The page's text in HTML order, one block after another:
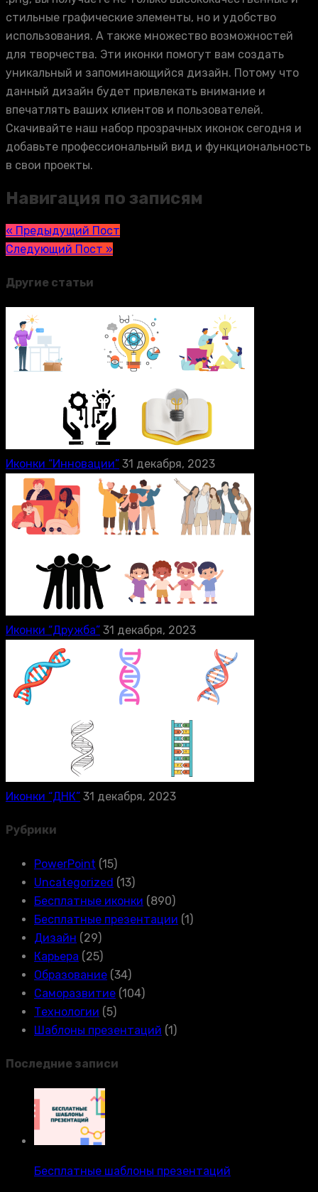
стильные графические элементы, но и удобство
использования. А также множество возможностей
для творчества. Эти иконки помогут вам создать
уникальный и запоминающийся дизайн. Потому что
данный дизайн будет привлекать внимание и
впечатлять ваших клиентов и пользователей.
Скачивайте наш набор прозрачных иконок сегодня и
добавьте профессиональный вид и функциональность
в свои проекты.
Навигация по записям
« Предыдущий Пост
Следующий Пост »
Другие статьи
Иконки “Инновации” 31 декабря, 2023
Иконки “Дружба” 31 декабря, 2023
Иконки “ДНК” 31 декабря, 2023
Рубрики
PowerPoint (15)
Uncategorized (13)
Бесплатные иконки (890)
Бесплатные презентации (1)
Дизайн (29)
Карьера (25)
Образование (34)
Саморазвитие (104)
Технологии (5)
Шаблоны презентаций (1)
Последние записи
Бесплатные шаблоны презентаций